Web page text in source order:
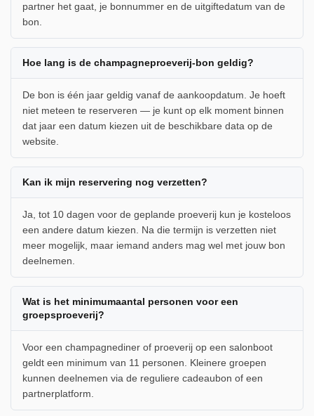
partner het gaat, je bonnummer en de uitgiftedatum van de
bon.
Hoe lang is de champagneproeverij-bon geldig?
De bon is één jaar geldig vanaf de aankoopdatum. Je hoeft
niet meteen te reserveren — je kunt op elk moment binnen
dat jaar een datum kiezen uit de beschikbare data op de
website.
Kan ik mijn reservering nog verzetten?
Ja, tot 10 dagen voor de geplande proeverij kun je kosteloos
een andere datum kiezen. Na die termijn is verzetten niet
meer mogelijk, maar iemand anders mag wel met jouw bon
deelnemen.
Wat is het minimumaantal personen voor een
groepsproeverij?
Voor een champagnediner of proeverij op een salonboot
geldt een minimum van 11 personen. Kleinere groepen
kunnen deelnemen via de reguliere cadeaubon of een
partnerplatform.